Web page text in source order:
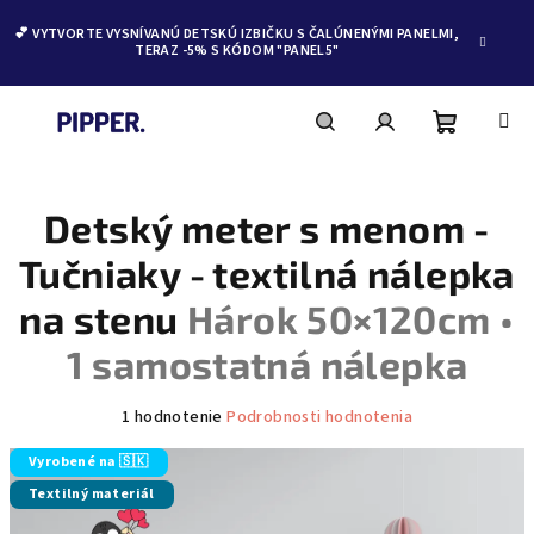
💕 VYTVORTE VYSNÍVANÚ DETSKÚ IZBIČKU S ČALÚNENÝMI PANELMI,
TERAZ -5% S KÓDOM "PANEL5"
košík
Detský meter s menom -
Tučniaky - textilná nálepka
na stenu Hárok 50×120cm •
1 samostatná nálepka
produktu
je
5,0
1 hodnotenie Podrobnosti hodnotenia
Vyrobené na 🇸🇰
Textilný materiál